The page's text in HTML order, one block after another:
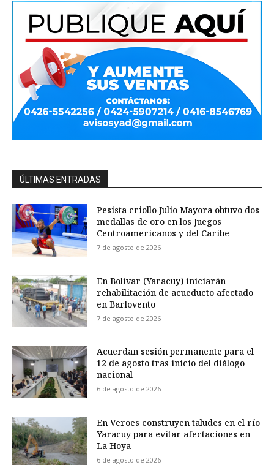
ÚLTIMAS ENTRADAS
Pesista criollo Julio Mayora obtuvo dos
medallas de oro en los Juegos
Centroamericanos y del Caribe
7 de agosto de 2026
En Bolívar (Yaracuy) iniciarán
rehabilitación de acueducto afectado
en Barlovento
7 de agosto de 2026
Acuerdan sesión permanente para el
12 de agosto tras inicio del diálogo
nacional
6 de agosto de 2026
En Veroes construyen taludes en el río
Yaracuy para evitar afectaciones en
La Hoya
6 de agosto de 2026